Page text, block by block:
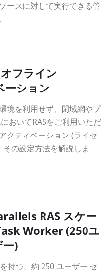
ースに対して実行できる管
フライン
ーション
境を利用せず、閉域網やプ
おいてRASをご利用いただ
クティベーション (ライセ
の設定方法を解説しま
RAS スケー
Worker (250ユ
ー)
持つ、約 250 ユーザー セ